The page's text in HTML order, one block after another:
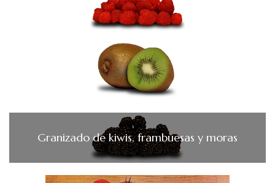
Granizado de kiwis, frambuesas y moras